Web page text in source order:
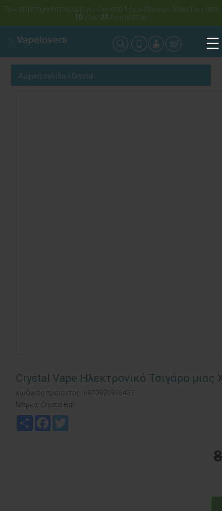
Το κατάστημα θα παραμείνει κλειστό λόγω θερινών διακοπών από
10 έως 23 Αυγούστου.
Αρχική σελίδα » Crystal
Crystal Vape Ηλεκτρονικό Τσιγάρο
κωδικός προϊόντος: 6970925916431
Μάρκα: Crystal Bar
Share
Facebook